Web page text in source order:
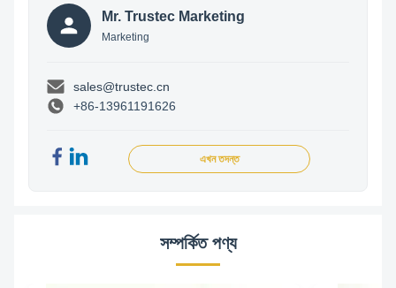
Mr. Trustec Marketing
Marketing
sales@trustec.cn
+86-13961191626
এখন তদন্ত
সম্পর্কিত পণ্য